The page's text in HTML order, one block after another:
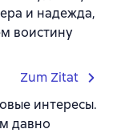
и надежда,
воистину
Zum Zitat
интересы.
давно